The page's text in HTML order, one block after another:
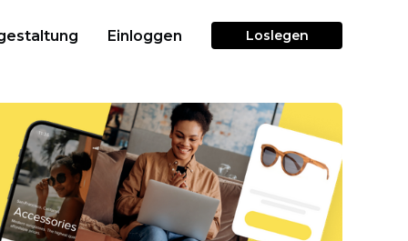
Einloggen Loslegen